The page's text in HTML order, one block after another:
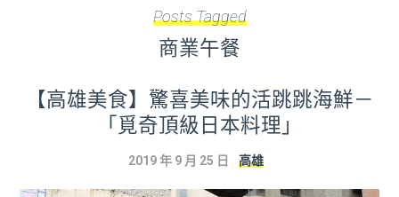
Posts Tagged
商業午餐
【高雄美食】驚喜美味的活跳跳海鮮－
「覓奇頂級日本料理」
2019 年 9 月 25 日 高雄